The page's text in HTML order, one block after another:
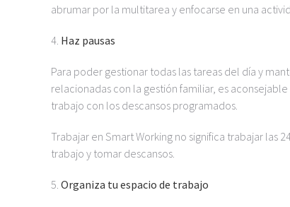
abrumar por la multitarea y enfocarse en una
4. Haz pausas
Para poder gestionar todas las tareas del día y
relacionadas con la gestión familiar, es
trabajo con los descansos programados.
Trabajar en Smart Working no significa trabajar las
trabajo y tomar descansos.
5. Organiza tu espacio de trabajo